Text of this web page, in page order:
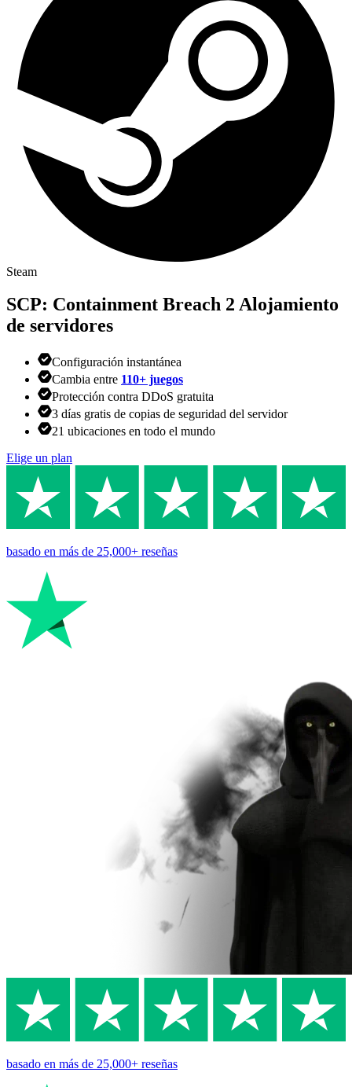
Steam
SCP: Containment Breach 2 Alojamiento
de servidores
Configuración instantánea
Cambia entre 110+ juegos
Protección contra DDoS gratuita
3 días gratis de copias de seguridad del servidor
21 ubicaciones en todo el mundo
Elige un plan
basado en más de 25,000+ reseñas
basado en más de 25,000+ reseñas